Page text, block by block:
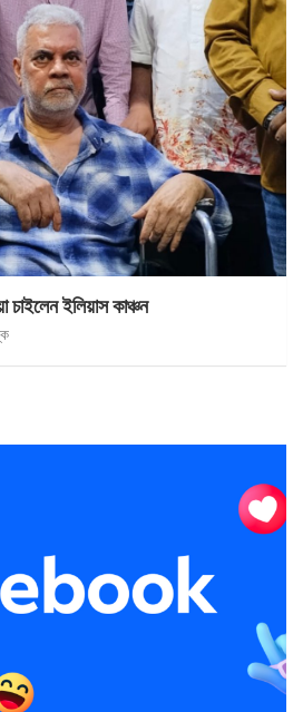
চাইলেন ইলিয়াস কাঞ্চন